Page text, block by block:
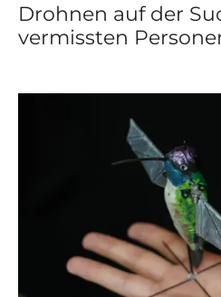
Drohnen auf der
vermissten